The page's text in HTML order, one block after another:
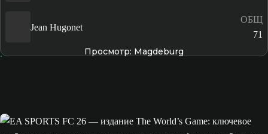
Jean Hugonet
ОБЩ
71
Просмотр: Magdeburg